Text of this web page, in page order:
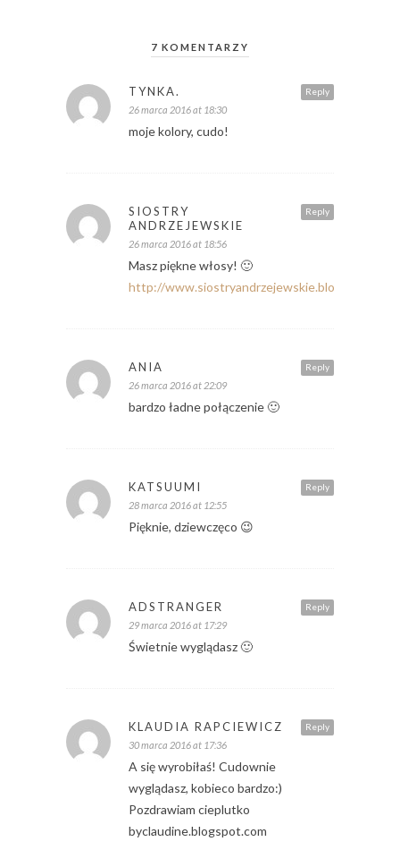
7 KOMENTARZY
Reply
TYNKA.
26 marca 2016 at 18:30
moje kolory, cudo!
Reply
SIOSTRY
ANDRZEJEWSKIE
26 marca 2016 at 18:56
Masz piękne włosy! 🙂
http://www.siostryandrzejewskie.blogspot.com
Reply
ANIA
26 marca 2016 at 22:09
bardzo ładne połączenie 🙂
Reply
KATSUUMI
28 marca 2016 at 12:55
Pięknie, dziewczęco 😉
Reply
ADSTRANGER
29 marca 2016 at 17:29
Świetnie wyglądasz 🙂
Reply
KLAUDIA RAPCIEWICZ
30 marca 2016 at 17:36
A się wyrobiłaś! Cudownie
wyglądasz, kobieco bardzo:)
Pozdrawiam cieplutko
byclaudine.blogspot.com